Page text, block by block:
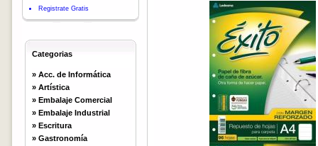
Registrate Gratis
Categorias
» Acc. de Informática
» Artística
» Embalaje Comercial
» Embalaje Industrial
» Escritura
» Gastronomía